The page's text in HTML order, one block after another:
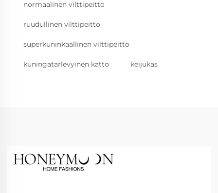
normaalinen vilttipeitto
ruudullinen vilttipeitto
superkuninkaallinen vilttipeitto
kuningatarlevyinen katto keijukas